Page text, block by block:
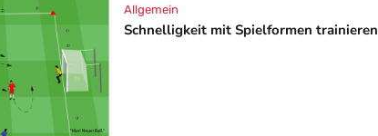
Schnelligkeit mit Spielformen trainieren
Allgemein